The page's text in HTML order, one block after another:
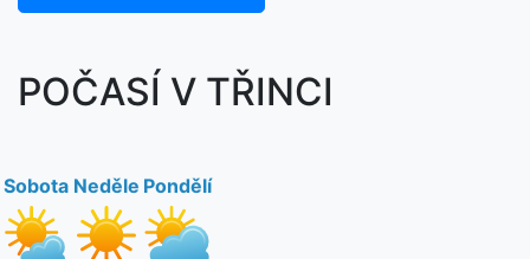
POČASÍ V TŘINCI
Sobota Neděle Pondělí